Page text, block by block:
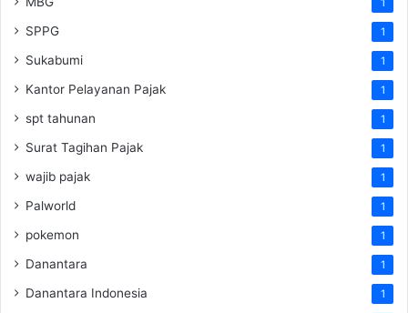
1
SPPG 1
Sukabumi 1
Kantor Pelayanan Pajak 1
spt tahunan 1
Surat Tagihan Pajak 1
wajib pajak 1
Palworld 1
pokemon 1
Danantara 1
Danantara Indonesia 1